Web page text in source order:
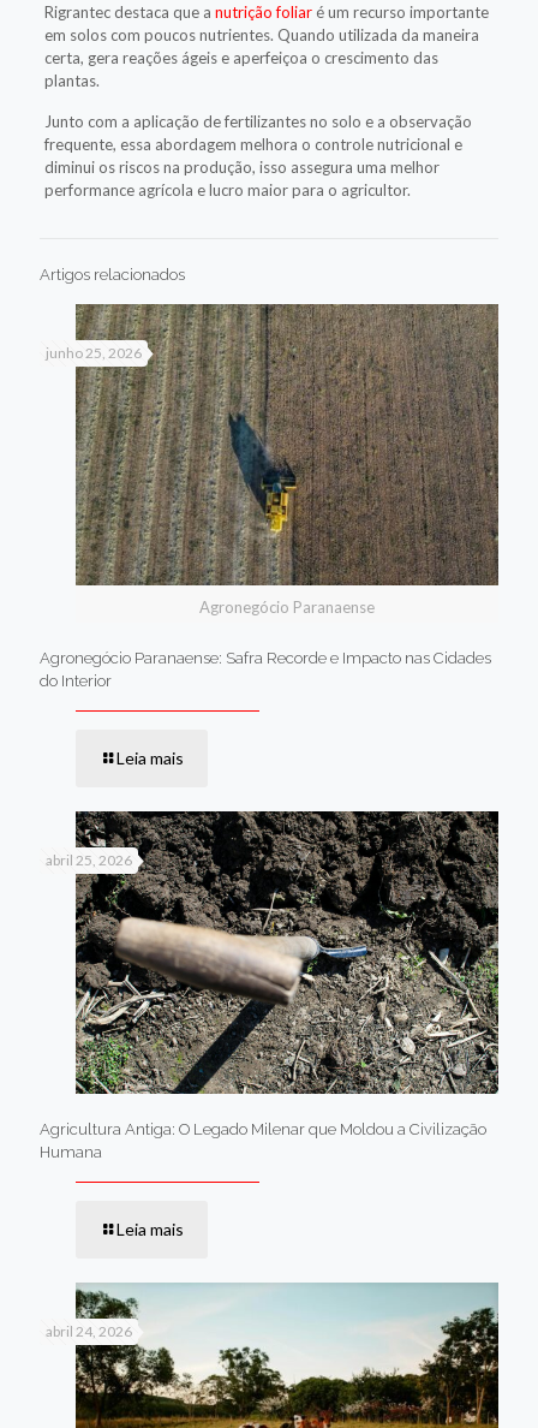
Rigrantec destaca que a nutrição foliaré um recurso importante
em solos com poucos nutrientes. Quando utilizada da maneira
certa, gera reações ágeis e aperfeiçoa o crescimento das
plantas.
Junto com a aplicação de fertilizantes no solo e a observação
frequente, essa abordagem melhora o controle nutricional e
diminui os riscos na produção, isso assegura uma melhor
performance agrícola e lucro maior para o agricultor.
Artigos relacionados
Agronegócio Paranaense
junho 25, 2026
Agronegócio Paranaense: Safra Recorde e Impacto nas Cidades
do Interior
Leia mais
abril 25, 2026
Agricultura Antiga: O Legado Milenar que Moldou a Civilização
Humana
Leia mais
abril 24, 2026